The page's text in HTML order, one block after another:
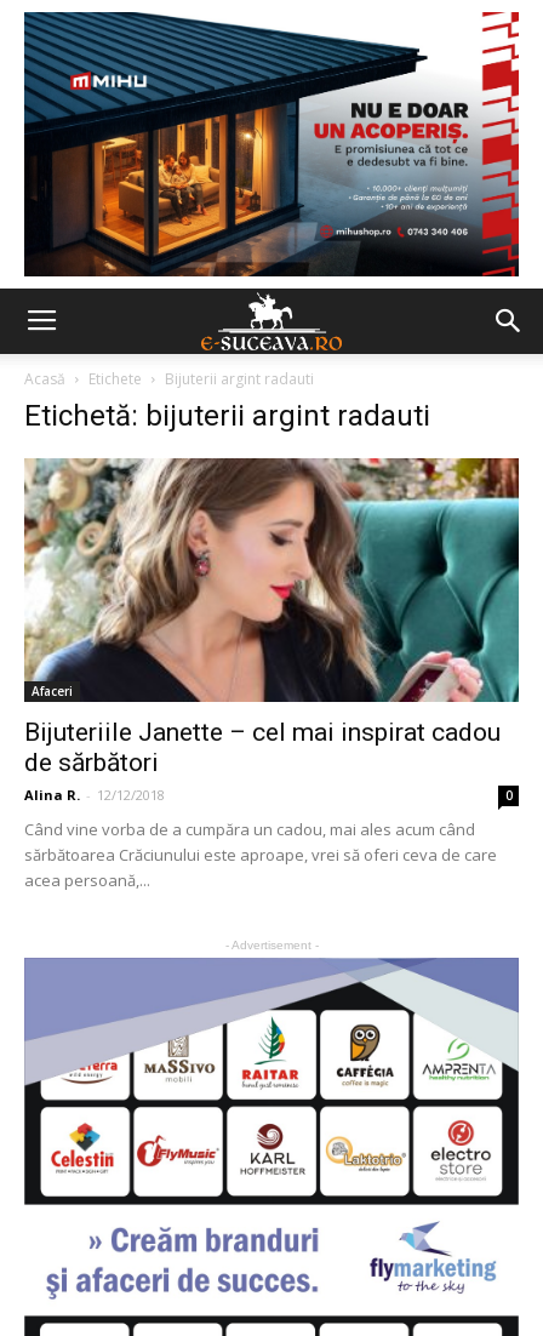
Acasă Etichete Bijuterii argint radauti
Etichetă: bijuterii argint radauti
Afaceri
Bijuteriile Janette – cel mai inspirat cadou
de sărbători
Alina R. - 12/12/2018 0
Când vine vorba de a cumpăra un cadou, mai ales acum când
sărbătoarea Crăciunului este aproape, vrei să oferi ceva de care
acea persoană,...
- Advertisement -